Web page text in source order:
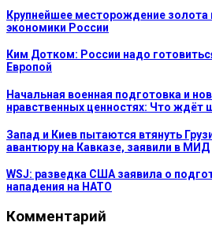
Крупнейшее месторождение
экономики России
Ким Дотком: России надо
Европой
Начальная военная подготовка и
нравственных ценностях: Что ждёт
Запад и Киев пытаются втянуть
авантюру на Кавказе, заявили в МИД
WSJ: разведка США заявила о
нападения на НАТО
Комментарий